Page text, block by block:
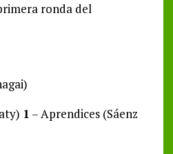
ronda del
1 – Aprendices (Sáenz